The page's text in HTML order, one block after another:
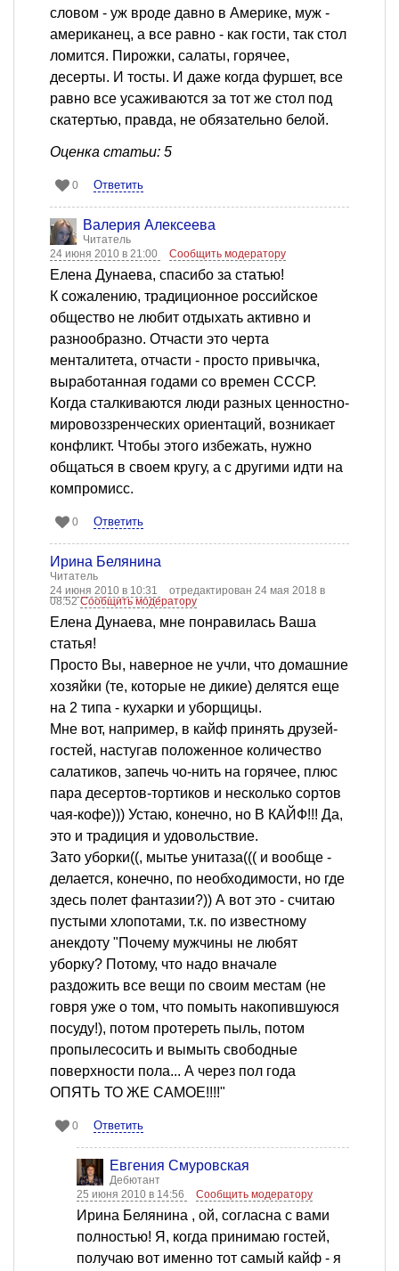
словом - уж вроде давно в Америке, муж -
американец, а все равно - как гости, так стол
ломится. Пирожки, салаты, горячее,
десерты. И тосты. И даже когда фуршет, все
равно все усаживаются за тот же стол под
скатертью, правда, не обязательно белой.
Оценка статьи: 5
0 Ответить
Валерия Алексеева
Читатель
24 июня 2010 в 21:00
Сообщить модератору
Елена Дунаева, спасибо за статью!
К сожалению, традиционное российское
общество не любит отдыхать активно и
разнообразно. Отчасти это черта
менталитета, отчасти - просто привычка,
выработанная годами со времен СССР.
Когда сталкиваются люди разных ценностно-
мировоззренческих ориентаций, возникает
конфликт. Чтобы этого избежать, нужно
общаться в своем кругу, а с другими идти на
компромисс.
0 Ответить
Ирина Белянина
Читатель
24 июня 2010 в 10:31
отредактирован 24 мая 2018 в
08:52Сообщить модератору
Елена Дунаева, мне понравилась Ваша
статья!
Просто Вы, наверное не учли, что домашние
хозяйки (те, которые не дикие) делятся еще
на 2 типа - кухарки и уборщицы.
Мне вот, например, в кайф принять друзей-
гостей, настугав положенное количество
салатиков, запечь чо-нить на горячее, плюс
пара десертов-тортиков и несколько сортов
чая-кофе))) Устаю, конечно, но В КАЙФ!!! Да,
это и традиция и удовольствие.
Зато уборки((, мытье унитаза((( и вообще -
делается, конечно, по необходимости, но где
здесь полет фантазии?)) А вот это - считаю
пустыми хлопотами, т.к. по известному
анекдоту "Почему мужчины не любят
уборку? Потому, что надо вначале
раздожить все вещи по своим местам (не
говря уже о том, что помыть накопившуюся
посуду!), потом протереть пыль, потом
пропылесосить и вымыть свободные
поверхности пола... А через пол года
ОПЯТЬ ТО ЖЕ САМОЕ!!!!"
0 Ответить
Евгения Смуровская
Дебютант
25 июня 2010 в 14:56
Сообщить модератору
Ирина Белянина , ой, согласна с вами
полностью! Я, когда принимаю гостей,
получаю вот именно тот самый кайф - я